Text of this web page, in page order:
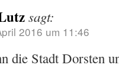
sagt:
2016 um 11:46
die Stadt Dorsten